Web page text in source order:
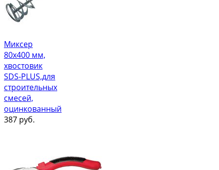
Миксер
80х400 мм,
хвостовик
SDS-PLUS,для
строительных
смесей,
оцинкованный
387 руб.